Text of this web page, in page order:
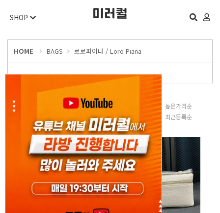
SHOP
HOME BAGS 로로피아나 / Loro Piana
낮은가격순
높은가격순
후기많은순 최근등록순